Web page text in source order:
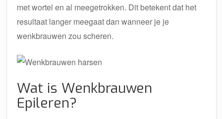
met wortel en al meegetrokken. Dit betekent dat het
resultaat langer meegaat dan wanneer je je
wenkbrauwen zou scheren.
Wat is Wenkbrauwen
Epileren?